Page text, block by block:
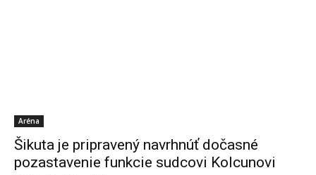
Aréna
Šikuta je pripravený navrhnúť dočasné
pozastavenie funkcie sudcovi Kolcunovi